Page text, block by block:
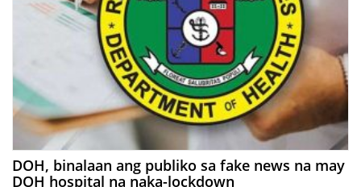
DOH, binalaan ang publiko sa fake news na may
DOH hospital na naka-lockdown